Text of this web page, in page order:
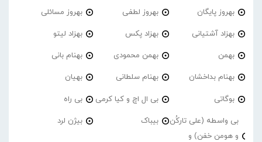
بهروز پایگان بهروز لطفی بهروز مسائلی
بهزاد آشتیانی بهزاد پکس بهزاد لیتو
بهمن بهمن محمودی بهنام بانی
بهنام بداخشان بهنام سلطانی بهیان
بوگاتی بی ال اچ و کیا کرمی بی راه
بی واسطه (علی تارکُن
و هومن خفن) و
بیباک بیژن لرد